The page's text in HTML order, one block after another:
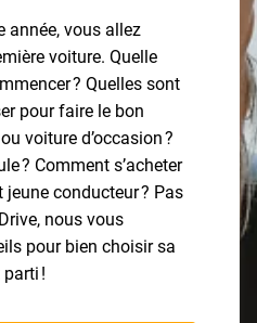
année, vous allez
voiture. Quelle
? Quelles sont
pour faire le bon
voiture d’occasion ?
? Comment s’acheter
conducteur ? Pas
nous vous
pour bien choisir sa
parti !